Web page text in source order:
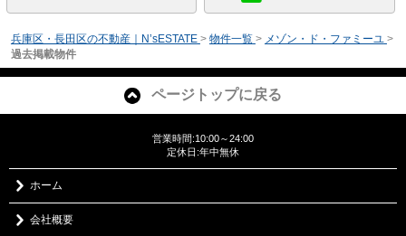
兵庫区・長田区の不動産｜N’sESTATE > 物件一覧 > メゾン・ド・ファミーユ >
過去掲載物件
ページトップに戻る
営業時間:10:00～24:00
定休日:年中無休
ホーム
会社概要